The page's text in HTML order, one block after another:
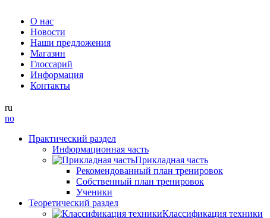
О нас
Новости
Наши предложения
Магазин
Глоссарий
Информация
Контакты
ru
no
Практический раздел
Информационная часть
Прикладная часть
Рекомендованный план тренировок
Собственный план тренировок
Ученики
Теоретический раздел
Классификация техники